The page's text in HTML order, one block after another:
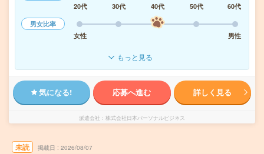
20代
30代 40代 50代
60代
男女比率
女性
男性
もっと見る
気になる! 応募へ進む 詳しく見る
派遣会社 株式会社日本パーソナルビジネス
未読 掲載日 2026/08/07